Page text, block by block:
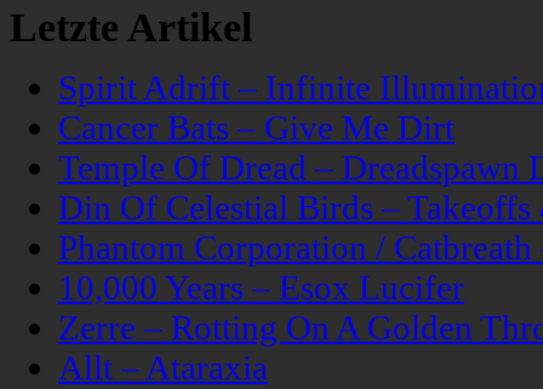
Letzte Artikel
Spirit Adrift – Infinite
Cancer Bats – Give Me Dirt
Temple Of Dread – Dreadspawn
Din Of Celestial Birds –
Phantom Corporation /
10,000 Years – Esox Lucifer
Zerre – Rotting On A Golden
Allt – Ataraxia